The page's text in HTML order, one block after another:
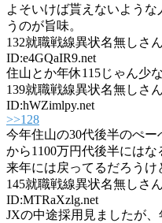
よそいけば貰えないよう
うのが旨味。
132就職戦線異状名無しさん
ID:e4GQaIR9.net
住山とか年休115じゃん少
139就職戦線異状名無しさん
ID:hWZimlpy.net
>>128
今年住山の30代後半のぺ
から1100万円代後半には
来年には戻ってるだろうけ
145就職戦線異状名無しさん
ID:MTRaXzlg.net
JXの中途採用見ましたが、